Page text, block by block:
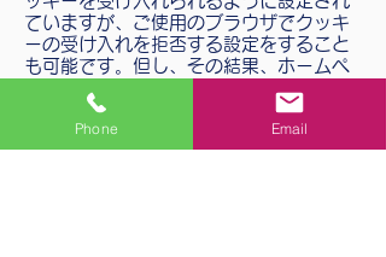
ていますが、ご使用のブラウザでクッキ
ーの受け入れを拒否する設定をすること
も可能です。但し、その結果、ホームペ
ージの一部の機能が正常に作動しない場
合がありますのでご了承ください。
2）他サイトのリンクについて
当社ホームページには、お客さまに対
Phone Email